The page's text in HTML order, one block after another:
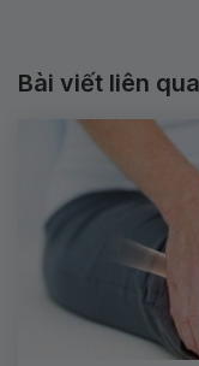
Bài viết liên